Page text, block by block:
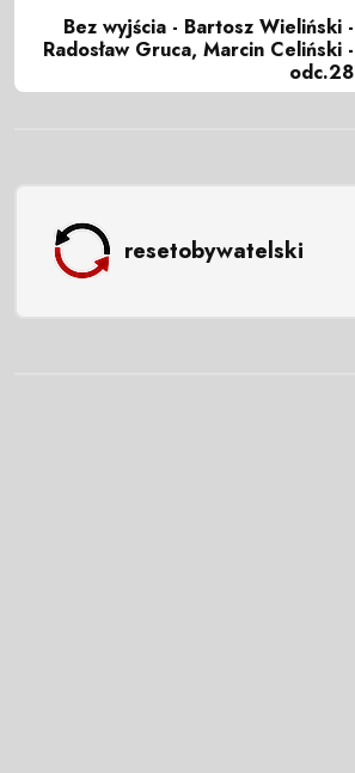
Bez wyjścia - Bartosz Wieliński -
Radosław Gruca, Marcin Celiński -
odc.28
resetobywatelski